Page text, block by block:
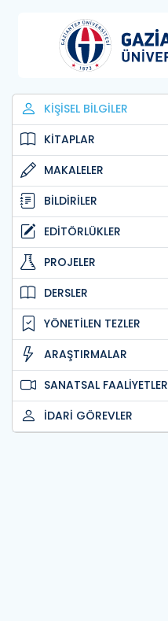
KİŞİSEL BİLGİLER
KİTAPLAR
MAKALELER
BİLDİRİLER
EDİTÖRLÜKLER
PROJELER
DERSLER
YÖNETİLEN TEZLER
ARAŞTIRMALAR
SANATSAL FAALİYETLER
İDARİ GÖREVLER